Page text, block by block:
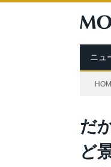
ニュ
だ
ど